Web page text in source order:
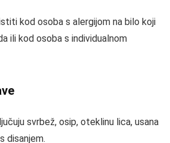
kod osoba s alergijom na bilo koji
ili kod osoba s individualnom
svrbež, osip, oteklinu lica, usana
disanjem.